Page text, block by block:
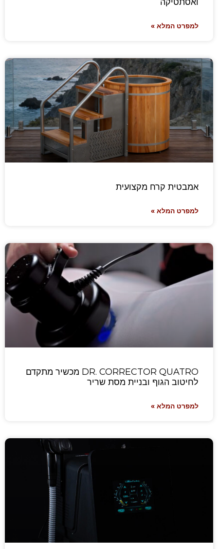
למפרט המלא »
אמבטית קרח מקצועית
למפרט המלא »
DR. CORRECTOR QUATRO מכשיר מתקדם
לחיטוב הגוף ובניית מסת שריר
למפרט המלא »